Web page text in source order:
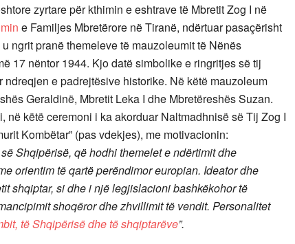
zyrtare për kthimin e eshtrave të Mbretit Zog I në
e Familjes Mbretërore në Tiranë, ndërtuar pasaçërisht
ngrit pranë themeleve të mauzoleumit të Nënës
17 nëntor 1944. Kjo datë simbolike e ringritjes së tij
e padrejtësive historike. Në këtë mauzoleum
Geraldinë, Mbretit Leka I dhe Mbretëreshës Suzan.
këtë ceremoni i ka akorduar Naltmadhnisë së Tij Zog I
Kombëtar” (pas vdekjes), me motivacionin:
Shqipërisë, që hodhi themelet e ndërtimit dhe
orientim të qartë perëndimor europian. Ideator dhe
shqiptar, si dhe i një legjislacioni bashkëkohor të
shoqëror dhe zhvillimit të vendit. Personalitet
të Shqipërisë dhe të shqiptarëve”.